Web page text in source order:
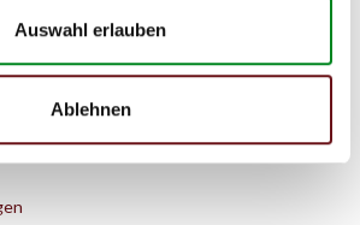
Auswahl erlauben
Ablehnen